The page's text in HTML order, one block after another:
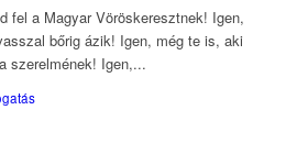
fel a Magyar Vöröskeresztnek! Igen,
bőrig ázik! Igen, még te is, aki
szerelmének! Igen,...